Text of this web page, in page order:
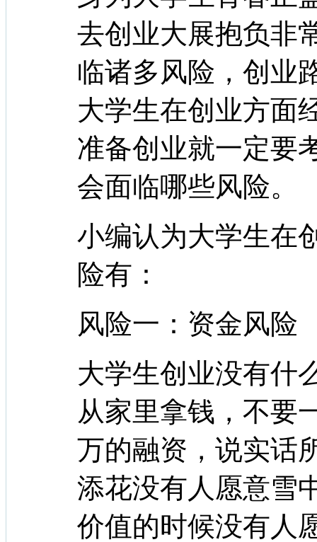
去创业大展抱负非
临诸多风险，创业
大学生在创业方面
准备创业就一定要
会面临哪些风险。
小编认为大学生在
险有：
风险一：资金风险
大学生创业没有什
从家里拿钱，不要
万的融资，说实话
添花没有人愿意雪
价值的时候没有人